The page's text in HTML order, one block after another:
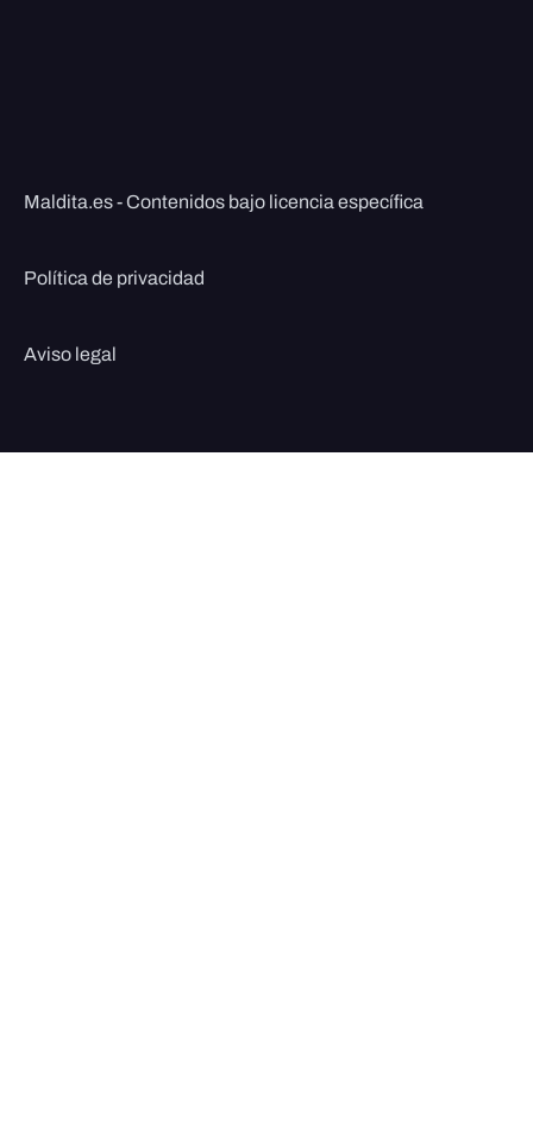
Maldita.es - Contenidos bajo licencia específica
Política de privacidad
Aviso legal